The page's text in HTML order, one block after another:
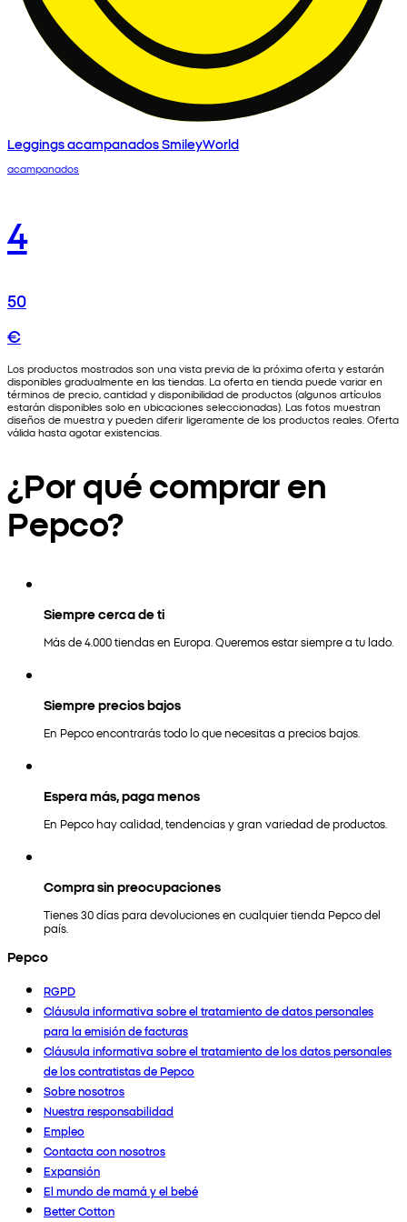
Leggings acampanados SmileyWorld
acampanados
4
50
€
Los productos mostrados son una vista previa de la próxima oferta y estarán
disponibles gradualmente en las tiendas. La oferta en tienda puede variar en
términos de precio, cantidad y disponibilidad de productos (algunos artículos
estarán disponibles solo en ubicaciones seleccionadas). Las fotos muestran
diseños de muestra y pueden diferir ligeramente de los productos reales. Oferta
válida hasta agotar existencias.
¿Por qué comprar en
Pepco?
Siempre cerca de ti
Más de 4.000 tiendas en Europa. Queremos estar siempre a tu lado.
Siempre precios bajos
En Pepco encontrarás todo lo que necesitas a precios bajos.
Espera más, paga menos
En Pepco hay calidad, tendencias y gran variedad de productos.
Compra sin preocupaciones
Tienes 30 días para devoluciones en cualquier tienda Pepco del
país.
Pepco
RGPD
Cláusula informativa sobre el tratamiento de datos personales
para la emisión de facturas
Cláusula informativa sobre el tratamiento de los datos personales
de los contratistas de Pepco
Sobre nosotros
Nuestra responsabilidad
Empleo
Contacta con nosotros
Expansión
El mundo de mamá y el bebé
Better Cotton